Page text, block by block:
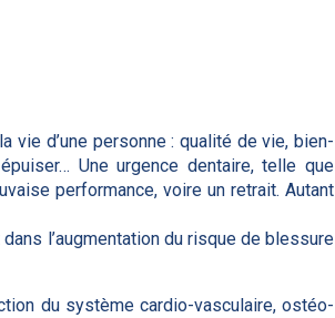
vie d’une personne : qualité de vie, bien-
Une urgence dentaire, telle que
performance, voire un retrait. Autant
l’augmentation du risque de blessure
du système cardio-vasculaire, ostéo-